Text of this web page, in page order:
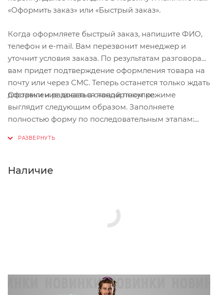
«Оформить заказ» или «Быстрый заказ».
Когда оформляете быстрый заказ, напишите ФИО,
телефон и e-mail. Вам перезвонит менеджер и
уточнит условия заказа. По результатам разговора
вам придет подтверждение оформления товара на
почту или через СМС. Теперь останется только ждать
доставки и радоваться новой покупке.
Оформление заказа в стандартном режиме
выглядит следующим образом. Заполняете
полностью форму по последовательным этапам:
Нажмите кнопку «Оформить заказ».
Наличие